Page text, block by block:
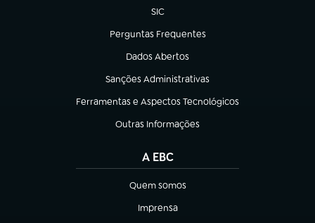
SIC
(abre em nova aba)
Perguntas Frequentes
(abre em nova aba)
Dados Abertos
(abre em nova aba)
Sanções Administrativas
(abre em nova aba)
Ferramentas e Aspectos Tecnológicos
(abre em nova aba)
Outras Informações
(abre em nova aba)
A EBC
Quem somos
(abre em nova aba)
Imprensa
(abre em nova aba)